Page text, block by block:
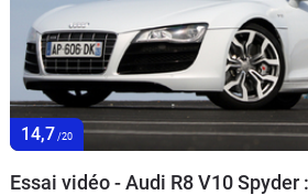
14,7 /20
Essai vidéo - Audi R8 V10 Spyder